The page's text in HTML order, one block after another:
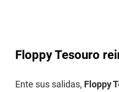
Floppy Tesouro
Ente sus salidas, Floppy